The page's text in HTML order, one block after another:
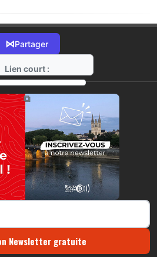
⋈Partager
Lien court :
https://radio-g.fr?18398
⧉
Newsletter gratuite